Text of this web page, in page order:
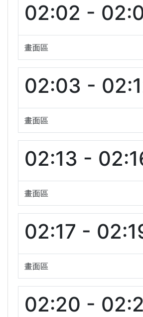
02:02 -
畫面區
02:03 -
畫面區
02:13 -
畫面區
02:17 -
畫面區
02:20 -